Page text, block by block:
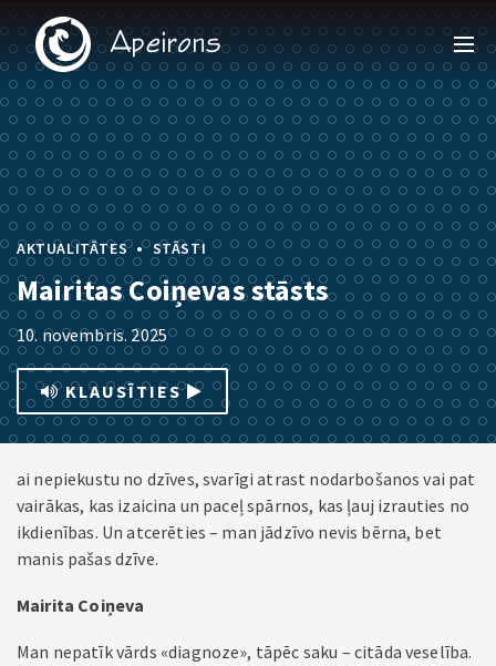
AKTUALITĀTES • STĀSTI
Mairitas Coiņevas stāsts
10. novembris. 2025
KLAUSĪTIES
ai nepiekustu no dzīves, svarīgi atrast nodarbošanos vai pat
vairākas, kas izaicina un paceļ spārnos, kas ļauj izrauties no
ikdienības. Un atcerēties – man jādzīvo nevis bērna, bet
manis pašas dzīve.
Mairita Coiņeva
Man nepatīk vārds «diagnoze», tāpēc saku – citāda veselība.